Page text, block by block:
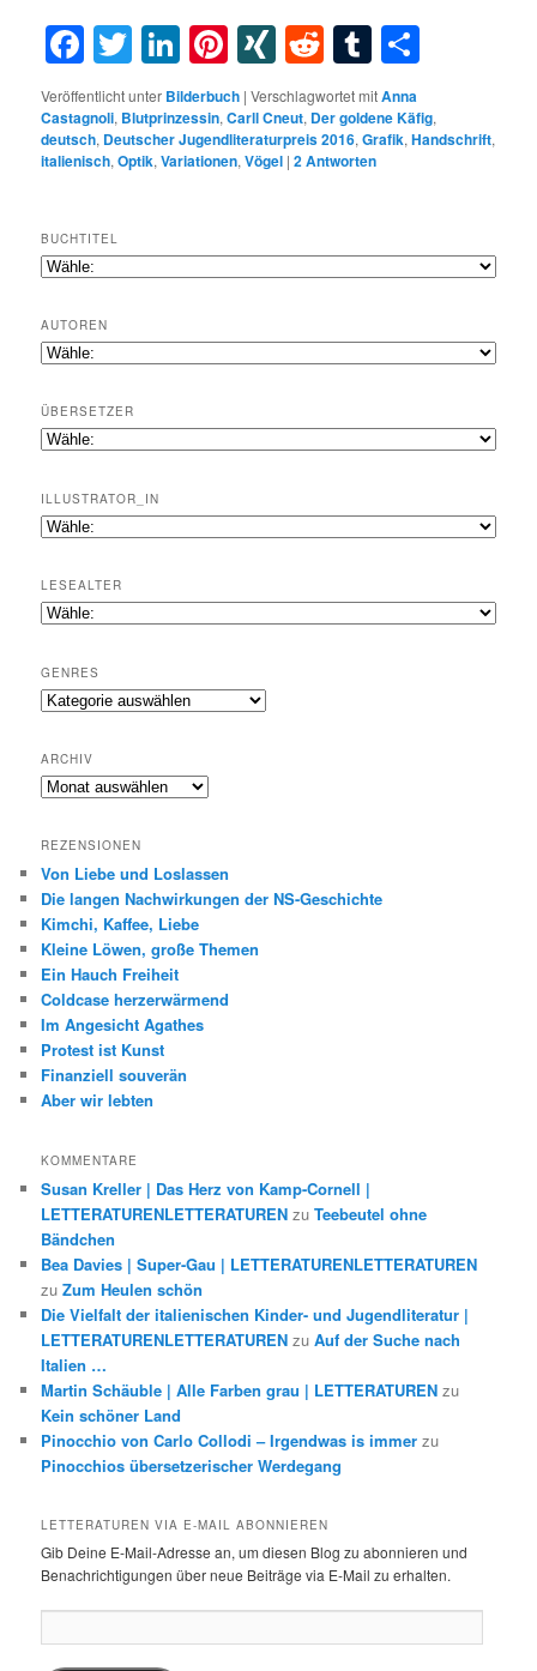
Facebook
Twitter
LinkedIn
Pinterest
XINGRedditTumblr
Veröffentlicht unter Bilderbuch |Verschlagwortet mitAnna
Castagnoli, Blutprinzessin,Carll Cneut, Der goldene Käfig,
deutsch, Deutscher Jugendliteraturpreis 2016,Grafik,Handschrift,
italienisch,Optik,Variationen,Vögel |2Antworten
BUCHTITEL
AUTOREN
ÜBERSETZER
ILLUSTRATOR_IN
LESEALTER
GENRES
Genres
ARCHIV
Archiv
REZENSIONEN
Von Liebe und Loslassen
Die langen Nachwirkungen der NS-Geschichte
Kimchi, Kaffee, Liebe
Kleine Löwen, große Themen
Ein Hauch Freiheit
Coldcase herzerwärmend
Im Angesicht Agathes
Protest ist Kunst
Finanziell souverän
Aber wir lebten
KOMMENTARE
Susan Kreller | Das Herz von Kamp-Cornell |
LETTERATURENLETTERATUREN zuTeebeutel ohne
Bändchen
Bea Davies | Super-Gau | LETTERATURENLETTERATUREN
zuZum Heulen schön
Die Vielfalt der italienischen Kinder- und Jugendliteratur |
LETTERATURENLETTERATUREN zuAuf der Suche nach
Italien …
Martin Schäuble | Alle Farben grau | LETTERATUREN zu
Kein schöner Land
Pinocchio von Carlo Collodi – Irgendwas is immer zu
Pinocchios übersetzerischer Werdegang
LETTERATUREN VIA E-MAIL ABONNIEREN
Gib Deine E-Mail-Adresse an, um diesen Blog zu abonnieren und
Benachrichtigungen über neue Beiträge via E-Mail zu erhalten.
Mail-
Adresse: